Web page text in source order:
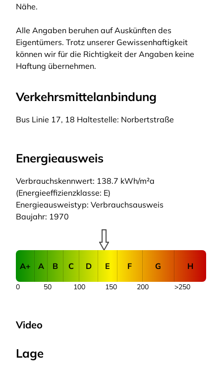
Nähe.
Alle Angaben beruhen auf Auskünften des
Eigentümers. Trotz unserer Gewissenhaftigkeit
können wir für die Richtigkeit der Angaben keine
Haftung übernehmen.
Verkehrsmittelanbindung
Bus Linie 17, 18 Haltestelle: Norbertstraße
Energieausweis
Verbrauchskennwert: 138.7 kWh/m²a
(Energieeffizienzklasse: E)
Energieausweistyp: Verbrauchsausweis
Baujahr: 1970
A+ A B C D E F G H
50 100 150 200
0 >250
Video
Lage